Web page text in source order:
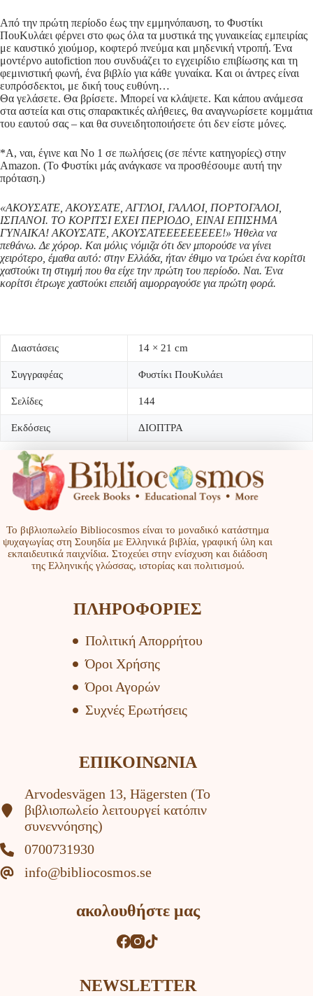
Από την πρώτη περίοδο έως την εμμηνόπαυση, το Φυστίκι
ΠουΚυλάει φέρνει στο φως όλα τα μυστικά της γυναικείας εμπειρίας
με καυστικό χιούμορ, κοφτερό πνεύμα και μηδενική ντροπή. Ένα
μοντέρνο autofiction που συνδυάζει το εγχειρίδιο επιβίωσης και τη
φεμινιστική φωνή, ένα βιβλίο για κάθε γυναίκα. Kαι οι άντρες είναι
ευπρόσδεκτοι, με δική τους ευθύνη…
Θα γελάσετε. Θα βρίσετε. Μπορεί να κλάψετε. Και κάπου ανάμεσα
στα αστεία και στις σπαρακτικές αλήθειες, θα αναγνωρίσετε κομμάτια
του εαυτού σας – και θα συνειδητοποιήσετε ότι δεν είστε μόνες.
*Α, ναι, έγινε και Νο 1 σε πωλήσεις (σε πέντε κατηγορίες) στην
Amazon. (To Φυστίκι μάς ανάγκασε να προσθέσουμε αυτή την
πρόταση.)
«ΑΚΟΥΣΑΤΕ, ΑΚΟΥΣΑΤΕ, ΑΓΓΛΟΙ, ΓΑΛΛΟΙ, ΠΟΡΤΟΓΑΛΟΙ,
ΙΣΠΑΝΟΙ. ΤΟ ΚΟΡΙΤΣΙ ΕXΕΙ ΠΕΡΙΟΔΟ, ΕΙΝΑΙ ΕΠΙΣΗΜΑ
ΓΥΝΑΙΚΑ! ΑΚΟΥΣΑΤΕ, ΑΚΟΥΣΑΤΕΕΕΕΕΕΕΕΕ!» Ήθελα να
πεθάνω. Δε χόρορ. Και μόλις νόμιζα ότι δεν μπορούσε να γίνει
χειρότερο, έμαθα αυτό: στην Ελλάδα, ήταν έθιμο να τρώει ένα κορίτσι
χαστούκι τη στιγμή που θα είχε την πρώτη του περίοδο. Ναι. Ένα
κορίτσι έτρωγε χαστούκι επειδή αιμορραγούσε για πρώτη φορά.
Διαστάσεις 14 × 21 cm
Συγγραφέας Φυστίκι ΠουΚυλάει
Σελίδες 144
Εκδόσεις ΔΙΟΠΤΡΑ
Το βιβλιοπωλείο Bibliocosmos είναι το μοναδικό κατάστημα
ψυχαγωγίας στη Σουηδία με Ελληνικά βιβλία, γραφική ύλη και
εκπαιδευτικά παιχνίδια. Στοχεύει στην ενίσχυση και διάδοση
της Ελληνικής γλώσσας, ιστορίας και πολιτισμού.
ΠΛΗΡΟΦΟΡΙΕΣ
Πολιτική Απορρήτου
Όροι Χρήσης
Όροι Αγορών
Συχνές Ερωτήσεις
ΕΠΙΚΟΙΝΩΝΙΑ
Arvodesvägen 13, Hägersten (To
βιβλιοπωλείο λειτουργεί κατόπιν
συνεννόησης)
0700731930
info@bibliocosmos.se
ακολουθήστε μας
NEWSLETTER